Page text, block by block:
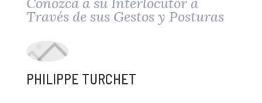
Través de sus Gestos y Posturas
PHILIPPE TURCHET